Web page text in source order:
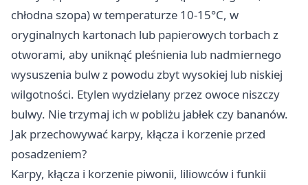
chłodna szopa) w temperaturze 10-15°C, w
oryginalnych kartonach lub papierowych torbach z
otworami, aby uniknąć pleśnienia lub nadmiernego
wysuszenia bulw z powodu zbyt wysokiej lub niskiej
wilgotności. Etylen wydzielany przez owoce niszczy
bulwy. Nie trzymaj ich w pobliżu jabłek czy bananów.
Jak przechowywać karpy, kłącza i korzenie przed
posadzeniem?
Karpy, kłącza i korzenie piwonii, liliowców i funkii